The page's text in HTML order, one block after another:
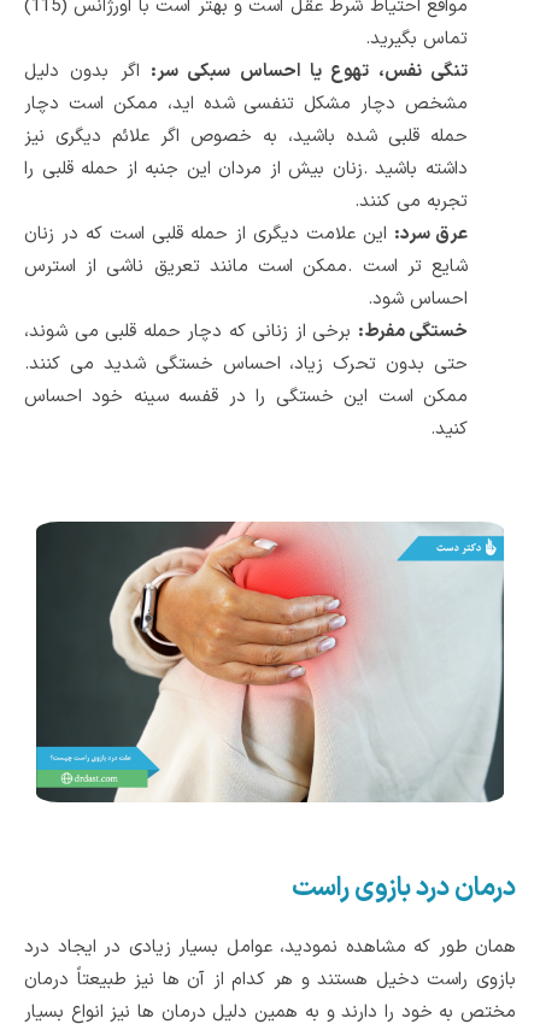
مواقع احتیاط شرط عقل است و بهتر است با اورژانس (115)
تماس بگیرید.
تنگی نفس، تهوع یا احساس سبکی سر: اگر بدون دلیل
مشخص دچار مشکل تنفسی شده اید، ممکن است دچار
حمله قلبی شده باشید، به خصوص اگر علائم دیگری نیز
داشته باشید.زنان بیش از مردان این جنبه از حمله قلبی را
تجربه می کنند.
عرق سرد: این علامت دیگری از حمله قلبی است که در زنان
شایع تر است .ممکن است مانند تعریق ناشی از استرس
احساس شود.
خستگی مفرط: برخی از زنانی که دچار حمله قلبی می شوند،
حتی بدون تحرک زیاد، احساس خستگی شدید می کنند.
ممکن است این خستگی را در قفسه سینه خود احساس
کنید.
درمان درد بازوی راست
همان طور که مشاهده نمودید، عوامل بسیار زیادی در ایجاد درد
بازوی راست دخیل هستند و هر کدام از آن ها نیز طبیعتاً درمان
مختص به خود را دارند و به همین دلیل درمان ها نیز انواع بسیار